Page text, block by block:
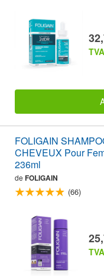
FOLIGAIN
CHEVEUX Pour
236ml
de FOLIGAIN
(66)